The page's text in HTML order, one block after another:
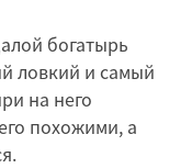
богатырь
ловкий и самый
на него
похожими, а